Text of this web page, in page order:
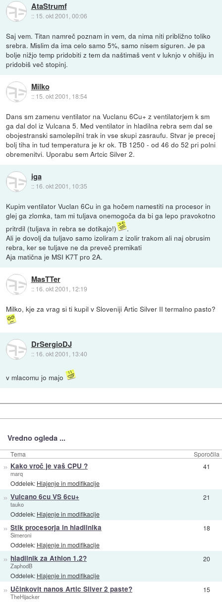
AtaStrumf
:: 15. okt 2001, 00:06
Saj vem. Titan namreč poznam in vem, da nima niti približno toliko
srebra. Mislim da ima celo samo 5%, samo nisem siguren. Je pa
bolje nižjo temp pridobiti z tem da naštimaš vent v luknjo v ohišju in
pridobiš več stopinj.
Milko
:: 15. okt 2001, 18:54
Dans sm zamenu ventilator na Vuclanu 6Cu+ z ventilatorjem k sm
ga dal dol iz Vulcana 5. Med ventilator in hladilna rebra sem dal se
obojestranski samolepilni trak in vse skupi zasraufu. Stvar je precej
bolj tiha in tud temperatura je kr ok. TB 1250 - od 46 do 52 pri polni
obremenitvi. Uporabu sem Artcic Silver 2.
iga
:: 16. okt 2001, 10:35
Kupim ventilator Vuclan 6Cu in ga hočem namestiti na procesor in
glej ga zlomka, tam mi tuljava onemogoča da bi ga lepo pravokotno
pritrdil (tuljava in rebra se dotikajo!)
.
Ali je dovolj da tuljavo samo izoliram z izolir trakom ali naj obrusim
rebra, ker se tuljave ne da preveč premikati
Aja matična je MSI K7T pro 2A.
MasTTer
:: 16. okt 2001, 12:19
Milko, kje za vrag si ti kupil v Sloveniji Artic Silver II termalno pasto?
DrSergioDJ
:: 16. okt 2001, 13:40
v mlacomu jo majo
Vredno ogleda ...
Tema Sporočila
» Kako vroč je vaš CPU ?
marq
Oddelek: Hlajenje in modifikacije
41
» Vulcano 6cu VS 6cu+
tauko
Oddelek: Hlajenje in modifikacije
21
» Stik procesorja in hladilnika
Simeroni
Oddelek: Hlajenje in modifikacije
18
» hladilnik za Athlon 1.2?
ZaphodB
Oddelek: Hlajenje in modifikacije
20
» Učinkovit nanos Artic Silver 2 paste?
TheHijacker
15